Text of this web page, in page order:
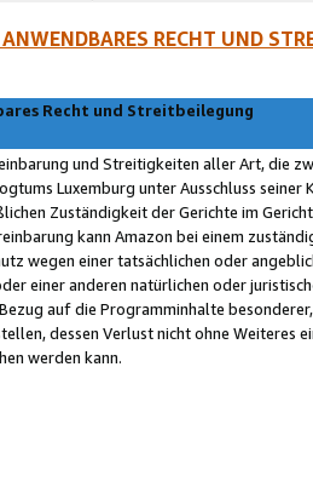
RECHT UND
Recht und Streitbeilegung
und Streitigkeiten aller Art, die
Luxemburg unter Ausschluss
Zuständigkeit der Gerichte im
kann Amazon bei einem
wegen einer tatsächlichen oder
einer anderen natürlichen oder
auf die Programminhalte
dessen Verlust nicht ohne Weiteres
werden kann.